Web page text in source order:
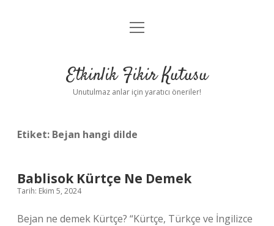
Anasayfa
Yasal Uyarı
menüyü
Etkinlik Fikir Kutusu
Unutulmaz anlar için yaratıcı öneriler!
Etiket: Bejan hangi dilde
Bablisok Kürtçe Ne Demek
Tarih: Ekim 5, 2024
Bejan ne demek Kürtçe? “Kürtçe, Türkçe ve İngilizce